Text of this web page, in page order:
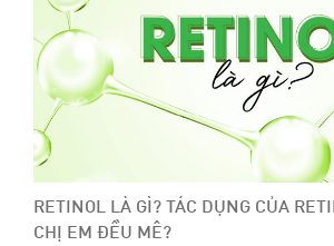
RETINOL LÀ GÌ? TÁC DỤNG CỦA
CHỊ EM ĐỀU MÊ?